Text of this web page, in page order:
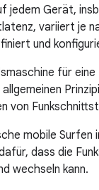
jedem Gerät,
variiert je
und
für
von
mobile Surfen
dass die
wechseln kann.